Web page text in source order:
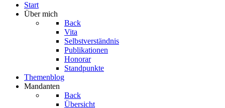
Start
Über mich
Back
Vita
Selbstverständnis
Publikationen
Honorar
Standpunkte
Themenblog
Mandanten
Back
Übersicht